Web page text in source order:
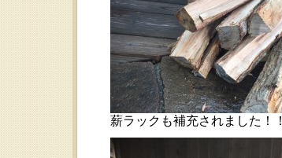
薪ラックも補充されました！！